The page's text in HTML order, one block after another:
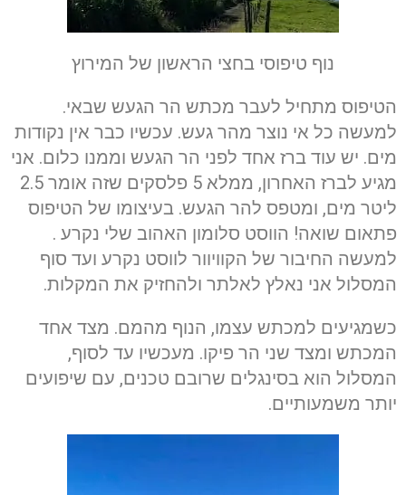
נוף טיפוסי בחצי הראשון של המירוץ
הטיפוס מתחיל לעבר מכתש הר הגעש שבאי.
למעשה כל אי נוצר מהר געש. עכשיו כבר אין נקודות
מים. יש עוד ברז אחד לפני הר הגעש וממנו כלום. אני
מגיע לברז האחרון, ממלא 5 פלסקים שזה אומר 2.5
ליטר מים, ומטפס להר הגעש. בעיצומו של הטיפוס
פתאום שואה! הווסט סלומון האהוב שלי נקרע .
למעשה החיבור של הקוויוור לווסט נקרע ועד סוף
המסלול אני נאלץ לאלתר ולהחזיק את המקלות.
כשמגיעים למכתש עצמו, הנוף מהמם. מצד אחד
המכתש ומצד שני הר פיקו. מעכשיו עד לסוף,
המסלול הוא בסינגלים שרובם טכנים, עם שיפועים
יותר משמעותיים.